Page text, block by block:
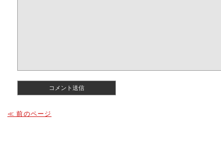
≪ 前のページ